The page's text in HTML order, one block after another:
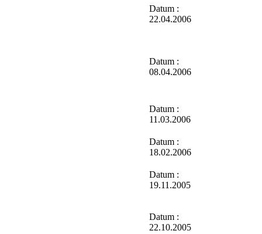
Datum :
22.04.2006
Datum :
08.04.2006
Datum :
11.03.2006
Datum :
18.02.2006
Datum :
19.11.2005
Datum :
22.10.2005